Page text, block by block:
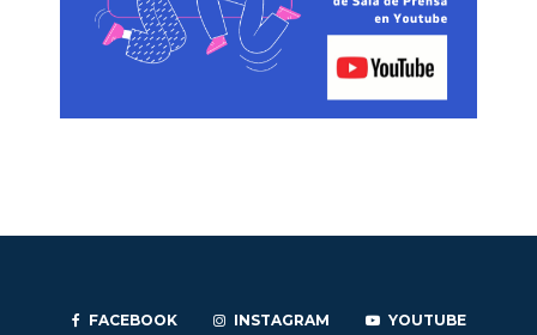
FACEBOOK INSTAGRAM YOUTUBE